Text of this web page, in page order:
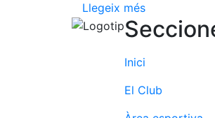
Llegeix més
Inici
El Club